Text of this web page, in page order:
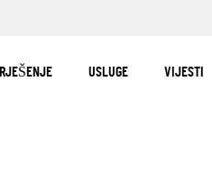
RJEŠENJE USLUGE VIJESTI